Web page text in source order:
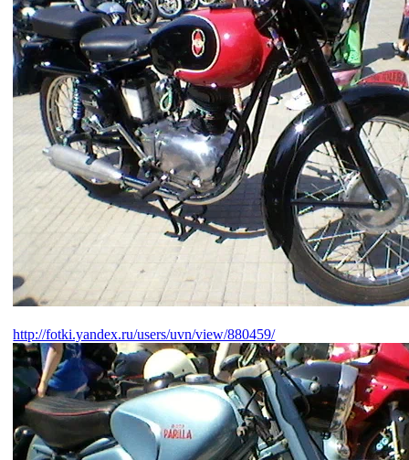
http://fotki.yandex.ru/users/uvn/view/880459/